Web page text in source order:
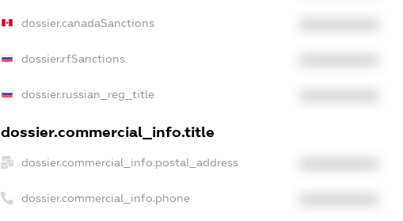
dossier.canadaSanctions
dossier.rfSanctions
dossier.russian_reg_title
dossier.commercial_info.title
dossier.commercial_info.postal_address
dossier.commercial_info.phone